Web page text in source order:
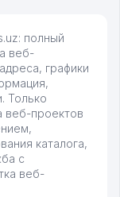
полный
веб-
графики
Только
веб-проектов
каталога,
с
веб-